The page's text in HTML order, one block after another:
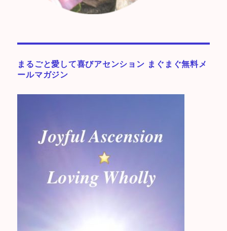
まるごと愛して喜びアセンション まぐまぐ無料メ
ールマガジン